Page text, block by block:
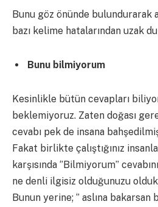
Bunu göz önünde bulundurarak
bazı kelime hatalarından uzak
Bunu bilmiyorum
Kesinlikle bütün cevapları
beklemiyoruz. Zaten doğası
cevabı pek de insana
Fakat birlikte çalıştığınız
karşısında ‘’Bilmiyorum’’
ne denli ilgisiz olduğunuzu
Bunun yerine; ‘’ aslına